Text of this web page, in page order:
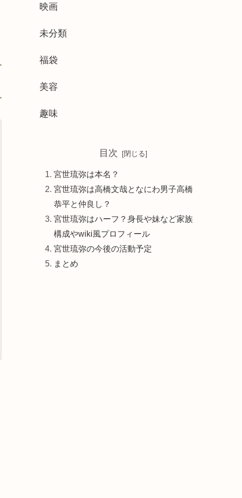
映画
未分類
福袋
美容
趣味
目次
宮世琉弥は本名？
宮世琉弥は高橋文哉となにわ男子高橋
恭平と仲良し？
宮世琉弥はハーフ？身長や妹など家族
構成やwiki風プロフィール
宮世琉弥の今後の活動予定
まとめ